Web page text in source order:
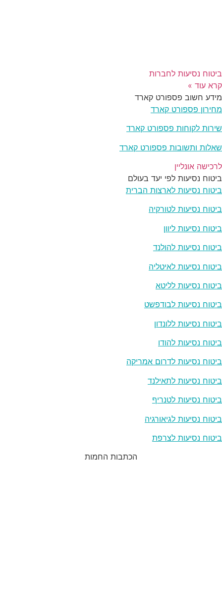
ביטוח נסיעות לחברות
קרא עוד »
מידע חשוב פספורט קארד
מחירון פספורט קארד
שירות לקוחות פספורט קארד
שאלות ותשובות פספורט קארד
לרכישה אונליין
ביטוח נסיעות לפי יעד בעולם
ביטוח נסיעות לארצות הברית
ביטוח נסיעות לטורקיה
ביטוח נסיעות ליוון
ביטוח נסיעות להולנד
ביטוח נסיעות לאיטליה
ביטוח נסיעות לליטא
ביטוח נסיעות לבודפשט
ביטוח נסיעות ללונדון
ביטוח נסיעות להודו
ביטוח נסיעות לדרום אמריקה
ביטוח נסיעות לתאילנד
ביטוח נסיעות לטנריף
ביטוח נסיעות לגיאורגיה
ביטוח נסיעות לצרפת
הכתבות החמות